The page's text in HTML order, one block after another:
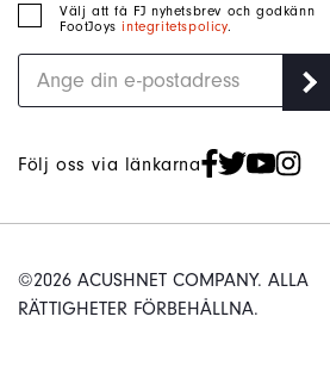
Välj att få FJ nyhetsbrev och godkänn
FootJoysintegritetspolicy.
Följ oss via länkarna
©2026 ACUSHNET COMPANY. ALLA
RÄTTIGHETER FÖRBEHÅLLNA.